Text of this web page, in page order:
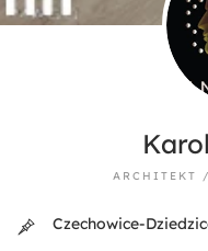
ARCHITEKT
Czechowice-